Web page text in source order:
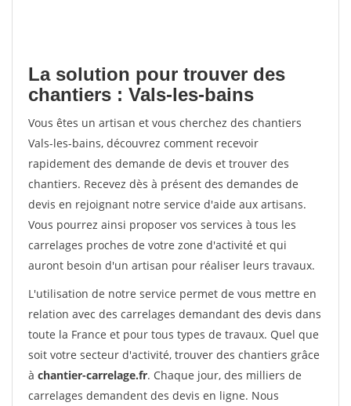
La solution pour trouver des
chantiers : Vals-les-bains
Vous êtes un artisan et vous cherchez des chantiers
Vals-les-bains, découvrez comment recevoir
rapidement des demande de devis et trouver des
chantiers. Recevez dès à présent des demandes de
devis en rejoignant notre service d'aide aux artisans.
Vous pourrez ainsi proposer vos services à tous les
carrelages proches de votre zone d'activité et qui
auront besoin d'un artisan pour réaliser leurs travaux.
L'utilisation de notre service permet de vous mettre en
relation avec des carrelages demandant des devis dans
toute la France et pour tous types de travaux. Quel que
soit votre secteur d'activité, trouver des chantiers grâce
à chantier-carrelage.fr. Chaque jour, des milliers de
carrelages demandent des devis en ligne. Nous